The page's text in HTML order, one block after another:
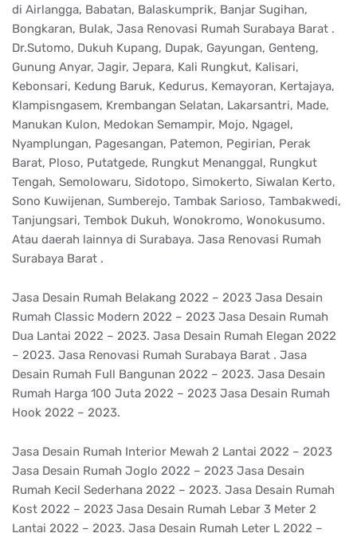
di Airlangga, Babatan, Balaskumprik, Banjar Sugihan,
Bongkaran, Bulak, Jasa Renovasi Rumah Surabaya Barat .
Dr.Sutomo, Dukuh Kupang, Dupak, Gayungan, Genteng,
Gunung Anyar, Jagir, Jepara, Kali Rungkut, Kalisari,
Kebonsari, Kedung Baruk, Kedurus, Kemayoran, Kertajaya,
Klampisngasem, Krembangan Selatan, Lakarsantri, Made,
Manukan Kulon, Medokan Semampir, Mojo, Ngagel,
Nyamplungan, Pagesangan, Patemon, Pegirian, Perak
Barat, Ploso, Putatgede, Rungkut Menanggal, Rungkut
Tengah, Semolowaru, Sidotopo, Simokerto, Siwalan Kerto,
Sono Kuwijenan, Sumberejo, Tambak Sarioso, Tambakwedi,
Tanjungsari, Tembok Dukuh, Wonokromo, Wonokusumo.
Atau daerah lainnya di Surabaya. Jasa Renovasi Rumah
Surabaya Barat .
Jasa Desain Rumah Belakang 2022 – 2023 Jasa Desain
Rumah Classic Modern 2022 – 2023 Jasa Desain Rumah
Dua Lantai 2022 – 2023. Jasa Desain Rumah Elegan 2022
– 2023. Jasa Renovasi Rumah Surabaya Barat . Jasa
Desain Rumah Full Bangunan 2022 – 2023. Jasa Desain
Rumah Harga 100 Juta 2022 – 2023 Jasa Desain Rumah
Hook 2022 – 2023.
Jasa Desain Rumah Interior Mewah 2 Lantai 2022 – 2023
Jasa Desain Rumah Joglo 2022 – 2023 Jasa Desain
Rumah Kecil Sederhana 2022 – 2023. Jasa Desain Rumah
Kost 2022 – 2023 Jasa Desain Rumah Lebar 3 Meter 2
Lantai 2022 – 2023. Jasa Desain Rumah Leter L 2022 –